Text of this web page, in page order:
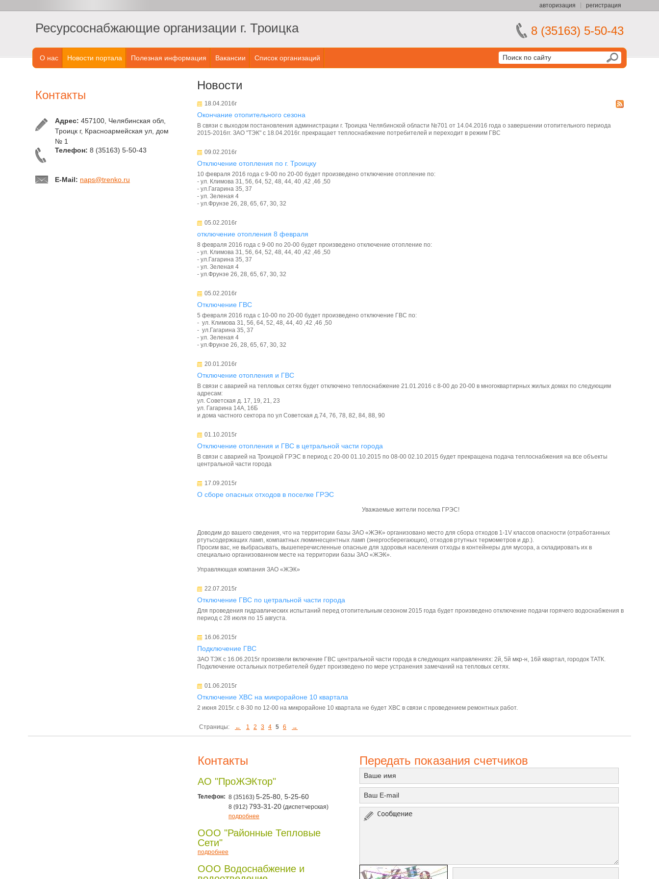
авторизация регистрация
Ресурсоснабжающие организации г. Троицка 8 (35163) 5-50-43
О нас Новости портала Полезная информация Вакансии Список организаций
Контакты
Адрес: 457100, Челябинская обл,
Троицк г, Красноармейская ул, дом
№ 1
Телефон: 8 (35163) 5-50-43
E-Mail: naps@trenko.ru
Новости
18.04.2016г
Окончание отопительного сезона
В связи с выходом постановления администрации г. Троицка Челябинской области №701 от 14.04.2016 года о завершении отопительного периода
2015-2016гг. ЗАО "ТЭК" с 18.04.2016г. прекращает теплоснабжение потребителей и переходит в режим ГВС
09.02.2016г
Отключение отопления по г. Троицку
10 февраля 2016 года с 9-00 по 20-00 будет произведено отключение отопление по:
- ул. Климова 31, 56, 64, 52, 48, 44, 40 ,42 ,46 ,50
- ул.Гагарина 35, 37
- ул. Зеленая 4
- ул.Фрунзе 26, 28, 65, 67, 30, 32
05.02.2016г
отключение отопления 8 февраля
8 февраля 2016 года с 9-00 по 20-00 будет произведено отключение отопление по:
- ул. Климова 31, 56, 64, 52, 48, 44, 40 ,42 ,46 ,50
- ул.Гагарина 35, 37
- ул. Зеленая 4
- ул.Фрунзе 26, 28, 65, 67, 30, 32
05.02.2016г
Отключение ГВС
5 февраля 2016 года с 10-00 по 20-00 будет произведено отключение ГВС по:
- ул. Климова 31, 56, 64, 52, 48, 44, 40 ,42 ,46 ,50
- ул.Гагарина 35, 37
- ул. Зеленая 4
- ул.Фрунзе 26, 28, 65, 67, 30, 32
20.01.2016г
Отключение отопления и ГВС
В связи с аварией на тепловых сетях будет отключено теплоснабжение 21.01.2016 с 8-00 до 20-00 в многоквартирных жилых домах по следующим
адресам:
ул. Советская д. 17, 19, 21, 23
ул. Гагарина 14А, 16Б
и дома частного сектора по ул Советская д.74, 76, 78, 82, 84, 88, 90
01.10.2015г
Отключение отопления и ГВС в цетральной части города
В связи с аварией на Троицкой ГРЭС в период с 20-00 01.10.2015 по 08-00 02.10.2015 будет прекращена подача теплоснабжения на все объекты
центральной части города
17.09.2015г
О сборе опасных отходов в поселке ГРЭС
Уважаемые жители поселка ГРЭС!
Доводим до вашего сведения, что на территории базы ЗАО «ЖЭК» организовано место для сбора отходов 1-1V классов опасности (отработанных
ртутьсодержащих ламп, компактных люминесцентных ламп (энергосберегающих), отходов ртутных термометров и др.).
Просим вас, не выбрасывать, вышеперечисленные опасные для здоровья населения отходы в контейнеры для мусора, а складировать их в
специально организованном месте на территории базы ЗАО «ЖЭК».
Управляющая компания ЗАО «ЖЭК»
22.07.2015г
Отключение ГВС по цетральной части города
Для проведения гидравлических испытаний перед отопительным сезоном 2015 года будет произведено отключение подачи горячего водоснабжения в
период с 28 июля по 15 августа.
16.06.2015г
Подключение ГВС
ЗАО ТЭК с 16.06.2015г произвели включение ГВС центральной части города в следующих направлениях: 2й, 5й мкр-н, 16й квартал, городок ТАТК.
Подключение остальных потребителей будет произведено по мере устранения замечаний на тепловых сетях.
01.06.2015г
Отключение ХВС на микрорайоне 10 квартала
2 июня 2015г. с 8-30 по 12-00 на микрорайоне 10 квартала не будет ХВС в связи с проведением ремонтных работ.
Страницы: ← 1 2 3 4 5 6 →
Контакты
АО "ПроЖЭКтор"
Телефон: 8 (35163) 5-25-80, 5-25-60
8 (912) 793-31-20 (диспетчерская)
подробнее
ООО "Районные Тепловые
Сети"
подробнее
ООО Водоснабжение и
Передать показания счетчиков